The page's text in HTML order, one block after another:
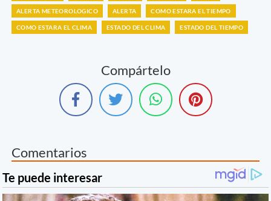
ALERTA METEOROLOGICO ALERTA COMO ESTARA EL TIEMPO
COMO ESTARA EL CLIMA ESTADO DEL CLIMA ESTADO DEL TIEMPO
Compártelo
Comentarios